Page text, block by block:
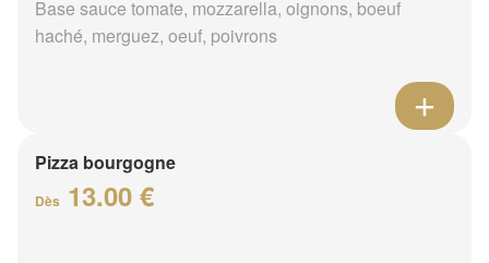
Base sauce tomate, mozzarella, oignons, boeuf
haché, merguez, oeuf, poivrons
Pizza bourgogne
Dès 13.00 €